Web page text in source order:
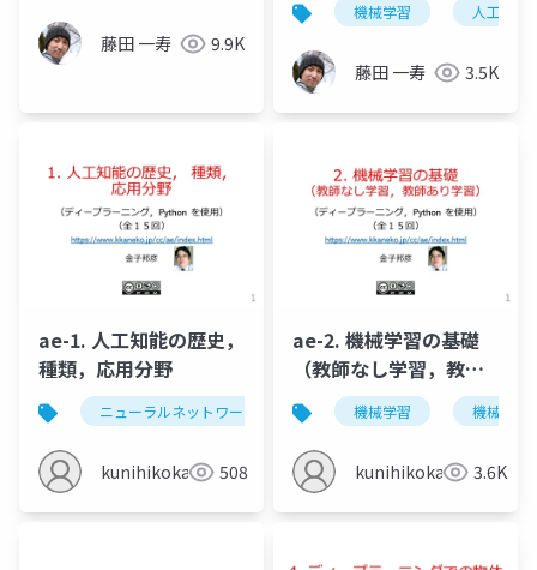
藤田 一寿 9.9K
機械学習 人工知能
藤田 一寿 3.5K
ae-1. 人工知能の歴史，
種類，応用分野
ニューラルネットワークの歴史 ニューラルネットワーク
kunihikokaneko508
ae-2. 機械学習の基礎
（教師なし学習，教師
あり学習）
機械学習 機械学習
kunihikokaneko3.6K